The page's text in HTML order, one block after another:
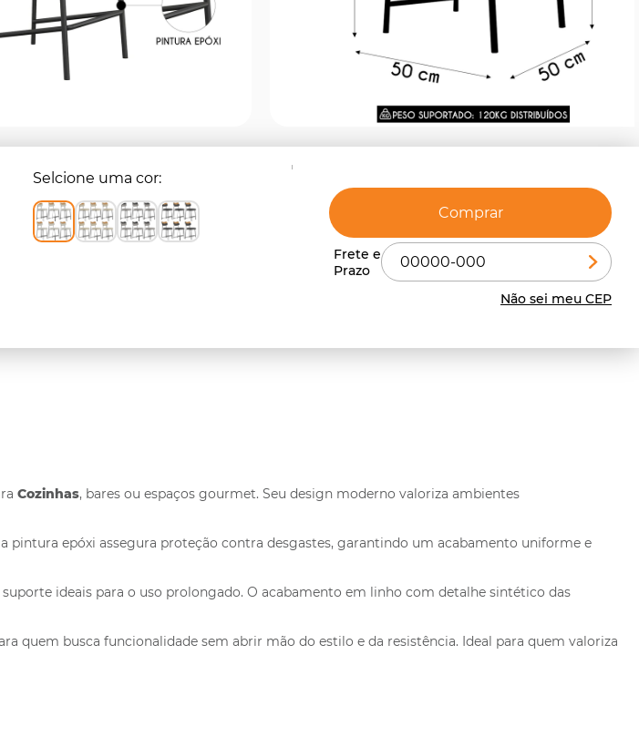
Selcione uma cor
Comprar
Não sei meu CEP
Cozinhas, bares ou espaços gourmet. Seu design moderno valoriza ambientes
epóxi assegura proteção contra desgastes, garantindo um acabamento uniforme e
ideais para o uso prolongado. O acabamento em linho com detalhe sintético das
quem busca funcionalidade sem abrir mão do estilo e da resistência. Ideal para quem valoriza